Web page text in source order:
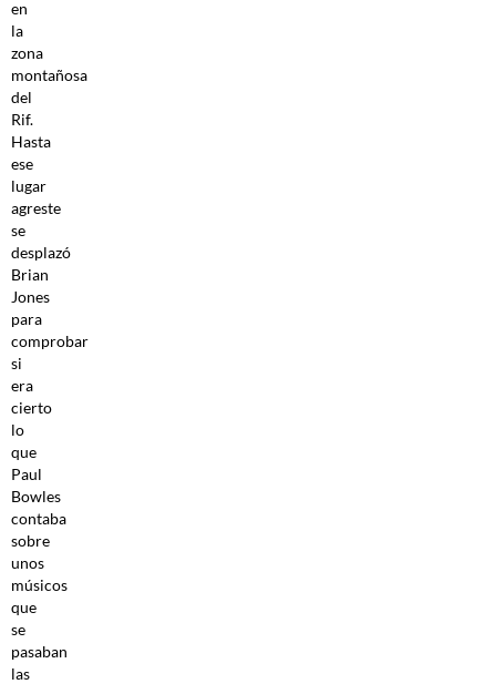
en
la
zona
montañosa
del
Rif.
Hasta
ese
lugar
agreste
se
desplazó
Brian
Jones
para
comprobar
si
era
cierto
lo
que
Paul
Bowles
contaba
sobre
unos
músicos
que
se
pasaban
las